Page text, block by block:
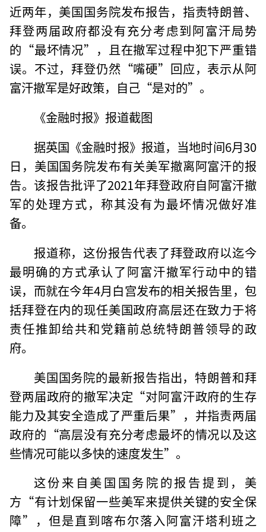
近两年，美国国务院发布报告，指责特朗普、
拜登两届政府都没有充分考虑到阿富汗局势
的“最坏情况”，且在撤军过程中犯下严重错
误。不过，拜登仍然“嘴硬”回应，表示从阿
富汗撤军是好政策，自己“是对的”。
《金融时报》报道截图
据英国《金融时报》报道，当地时间6月30
日，美国国务院发布有关美军撤离阿富汗的报
告。该报告批评了2021年拜登政府自阿富汗撤
军的处理方式，称其没有为最坏情况做好准
备。
报道称，这份报告代表了拜登政府以迄今
最明确的方式承认了阿富汗撤军行动中的错
误，而就在今年4月白宫发布的相关报告里，包
括拜登在内的现任美国政府高层还在致力于将
责任推卸给共和党籍前总统特朗普领导的政
府。
美国国务院的最新报告指出，特朗普和拜
登两届政府的撤军决定“对阿富汗政府的生存
能力及其安全造成了严重后果”，并指责两届
政府的“高层没有充分考虑最坏的情况以及这
些情况可能以多快的速度发生”。
这份来自美国国务院的报告提到，美
方“有计划保留一些美军来提供关键的安全保
障”，但是直到喀布尔落入阿富汗塔利班之